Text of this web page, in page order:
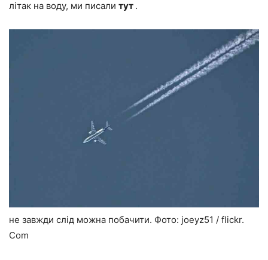
літак на воду, ми писали тут .
не завжди слід можна побачити. Фото: joeyz51 / flickr.
Com